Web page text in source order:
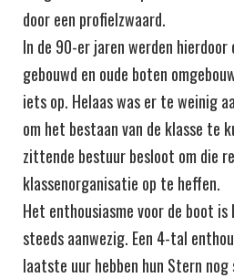
door een profielzwaard.
In de 90-er jaren werden
gebouwd en oude boten
iets op. Helaas was er te weinig
om het bestaan van de klasse te
zittende bestuur besloot om die
klassenorganisatie op te heffen.
Het enthousiasme voor de boot
steeds aanwezig. Een 4-tal
laatste uur hebben hun Stern